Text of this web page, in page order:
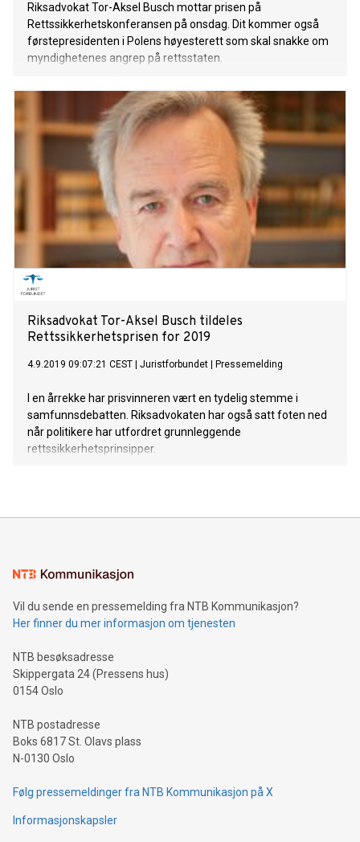
Riksadvokat Tor-Aksel Busch mottar prisen på
Rettssikkerhetskonferansen på onsdag. Dit kommer også
førstepresidenten i Polens høyesterett som skal snakke om
myndighetenes angrep på rettsstaten.
Riksadvokat Tor-Aksel Busch tildeles
Rettssikkerhetsprisen for 2019
4.9.2019 09:07:21 CEST Juristforbundet Pressemelding
I en årrekke har prisvinneren vært en tydelig stemme i
samfunnsdebatten. Riksadvokaten har også satt foten ned
når politikere har utfordret grunnleggende
rettssikkerhetsprinsipper.
Vil du sende en pressemelding fra NTB Kommunikasjon?
Her finner du mer informasjon om tjenesten
NTB besøksadresse
Skippergata 24 (Pressens hus)
0154 Oslo
NTB postadresse
Boks 6817 St. Olavs plass
N-0130 Oslo
Følg pressemeldinger fra NTB Kommunikasjon på X
Informasjonskapsler